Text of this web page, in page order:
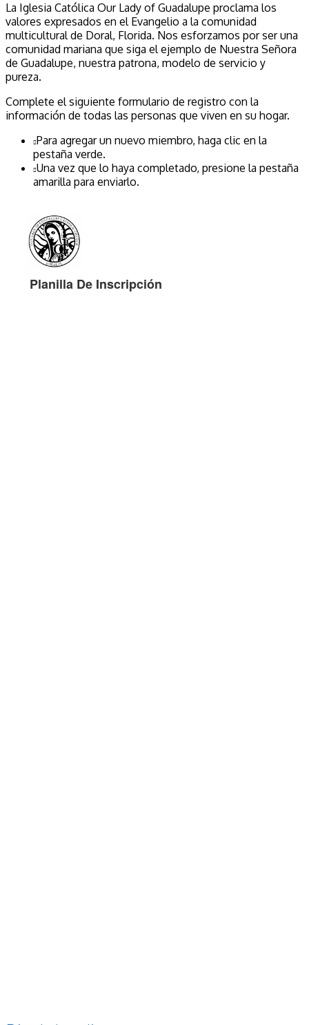
La Iglesia Católica Our Lady of Guadalupe proclama los
valores expresados en el Evangelio a la comunidad
multicultural de Doral, Florida. Nos esforzamos por ser una
comunidad mariana que siga el ejemplo de Nuestra Señora
de Guadalupe, nuestra patrona, modelo de servicio y
pureza.
Complete el siguiente formulario de registro con la
información de todas las personas que viven en su hogar.
Para agregar un nuevo miembro, haga clic en la
pestaña verde.
Una vez que lo haya completado, presione la pestaña
amarilla para enviarlo.